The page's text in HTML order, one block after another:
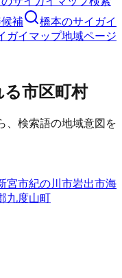
補
橋本のサイガイ
ガイマップ地域ページ
市区町村
、検索語の地域意図を
宮市紀の川市岩出市海
九度山町